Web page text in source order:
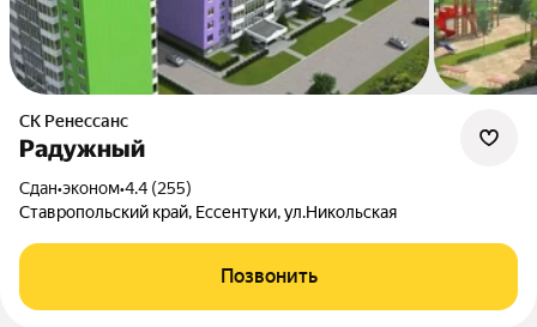
СК Ренессанс
Радужный
Сдан•эконом•4.4 (255)
Ставропольский край, Ессентуки,ул.Никольская
Позвонить